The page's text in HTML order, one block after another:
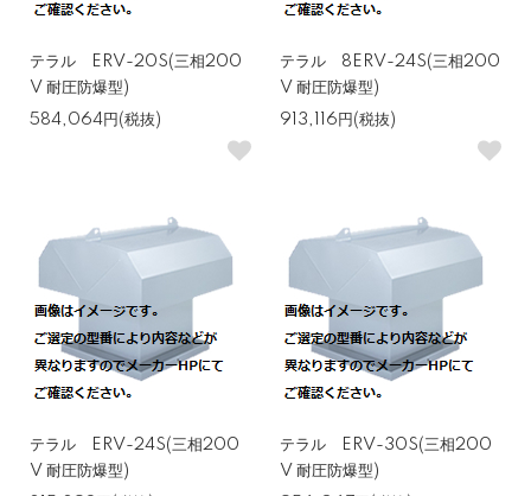
テラル ERV-20S(三相200
V 耐圧防爆型)
584,064円(税抜)
テラル 8ERV-24S(三相200
V 耐圧防爆型)
913,116円(税抜)
テラル ERV-24S(三相200
V 耐圧防爆型)
テラル ERV-30S(三相200
V 耐圧防爆型)